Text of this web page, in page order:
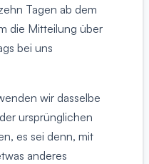
Tagen ab dem
die Mitteilung über
bei uns
wir dasselbe
ursprünglichen
es sei denn, mit
anderes